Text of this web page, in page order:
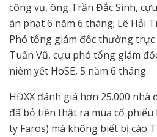
công vụ, ông Trần Đắc Sinh,
án phạt 6 năm 6 tháng; Lê Hải
Phó tổng giám đốc thường trực
Tuấn Vũ, cựu phó tổng giám
niêm yết HoSE, 5 năm 6 tháng.
HĐXX đánh giá hơn 25.000
đã bỏ tiền thật ra mua cổ phiếu
ty Faros) mà không biết bị cáo